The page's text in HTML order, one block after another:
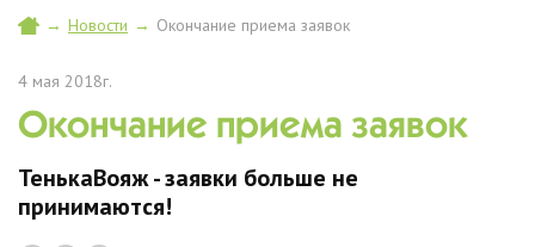
→ Новости → Окончание приема заявок
4 мая 2018г.
Окончание приема заявок
ТенькаВояж - заявки больше не
принимаются!